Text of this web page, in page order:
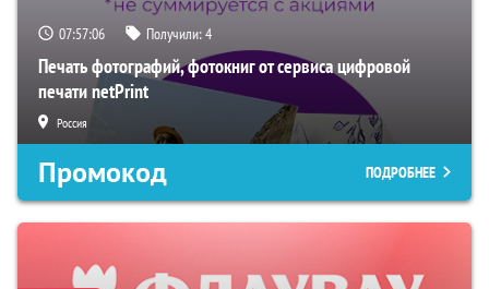
07:57:06 Получили:4
Печать фотографий, фотокниг от сервиса цифровой
печати netPrint
Россия
Промокод ПОДРОБНЕЕ